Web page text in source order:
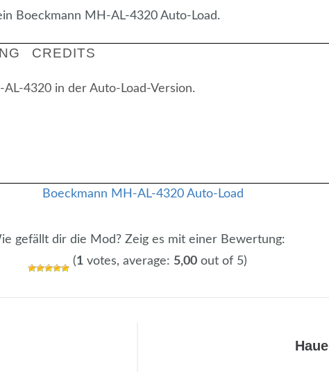
Boeckmann MH-AL-4320 Auto-Load.
CREDITS
4320 in der Auto-Load-Version.
gefällt dir die Mod? Zeig es mit einer Bewertung:
(1votes, average: 5,00out of 5)